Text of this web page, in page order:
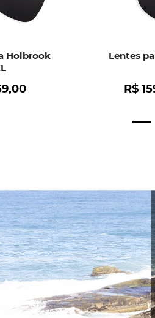
Holbrook
,00
Lentes
R$